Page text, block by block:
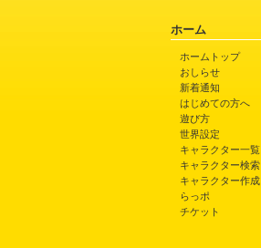
ホーム
ホームトップ
おしらせ
新着通知
はじめての方へ
遊び方
世界設定
キャラクター一覧
キャラクター検索
キャラクター作成
らっポ
チケット